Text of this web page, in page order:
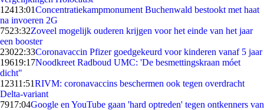
12413:01Concentratiekampmonument Buchenwald bestookt met haat
na invoeren 2G
7523:32Zoveel mogelijk ouderen krijgen voor het einde van het jaar
een booster
23022:33Coronavaccin Pfizer goedgekeurd voor kinderen vanaf 5 jaar
19619:17Noodkreet Radboud UMC: 'De besmettingskraan móet
dicht"
12311:51RIVM: coronavaccins beschermen ook tegen overdracht
Delta-variant
7917:04Google en YouTube gaan 'hard optreden' tegen ontkenners van